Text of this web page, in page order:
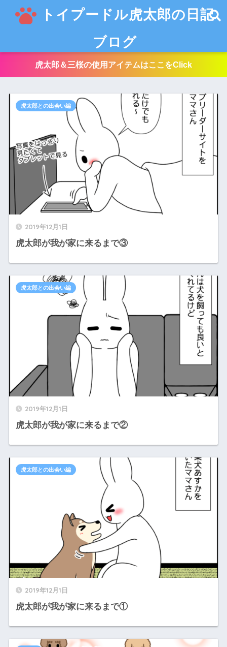
トイプードル虎太郎の日記
ブログ
虎太郎＆三桜の使用アイテムはここをClick
2019年12月1日
虎太郎が我が家に来るまで③
虎太郎との出会い編
2019年12月1日
虎太郎が我が家に来るまで②
虎太郎との出会い編
2019年12月1日
虎太郎が我が家に来るまで①
虎太郎との出会い編